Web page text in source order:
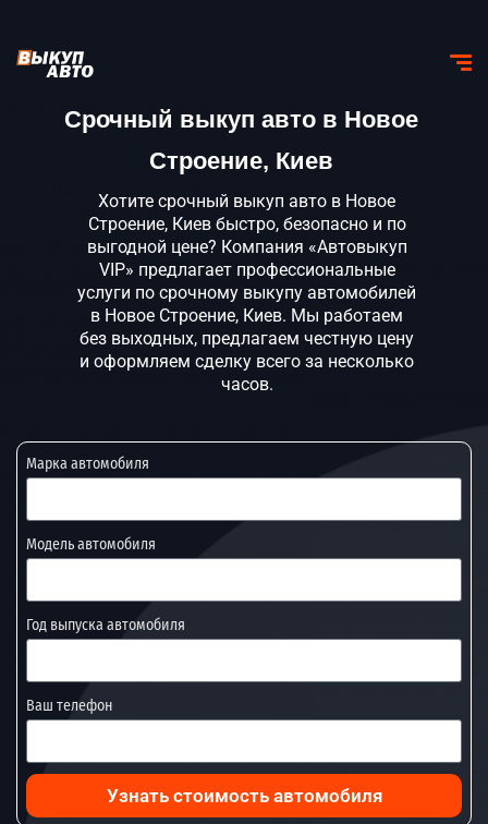
Срочный выкуп авто в Новое
Строение, Киев
Хотите срочный выкуп авто в Новое
Строение, Киев быстро, безопасно и по
выгодной цене? Компания «Автовыкуп
VIP» предлагает профессиональные
услуги по срочному выкупу автомобилей
в Новое Строение, Киев. Мы работаем
без выходных, предлагаем честную цену
и оформляем сделку всего за несколько
часов.
Марка автомобиля
Модель автомобиля
Год выпуска автомобиля
Ваш телефон
Узнать стоимость автомобиля